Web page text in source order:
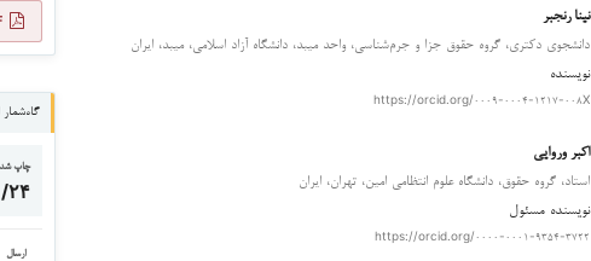
نینا رنجبر
دانشجوی دکتری، گروه حقوق جزا و جرم‌شناسی، واحد میبد، دانشگاه آزاد اسلامی، میبد، ایران
نویسنده
https://orcid.org/۰۰۰۹-۰۰۰۴-۱۲۱۷-۰۰۸X
اکبر وروایی
استاد، گروه حقوق، دانشگاه علوم انتظامی امین، تهران، ایران
نویسنده مسئول
https://orcid.org/۰۰۰۰-۰۰۰۱-۹۳۵۴-۳۷۲۲
گاه‌شمار
چاپ
ارسال